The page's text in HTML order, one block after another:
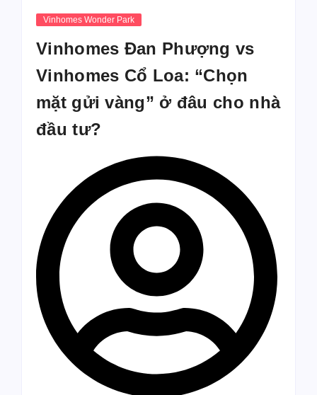
Vinhomes Wonder Park
Vinhomes Đan Phượng vs
Vinhomes Cổ Loa: “Chọn
mặt gửi vàng” ở đâu cho nhà
đầu tư?